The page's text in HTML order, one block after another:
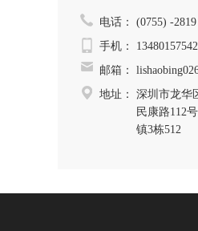
电话：
(0755) -
手机：
13480157542
邮箱：
地址：
深圳市龙华
民康路112
镇3栋512